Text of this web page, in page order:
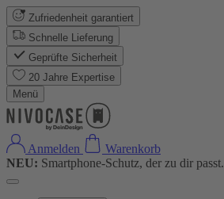
Zufriedenheit garantiert
Schnelle Lieferung
Geprüfte Sicherheit
20 Jahre Expertise
Menü
Anmelden
Warenkorb
NEU: Smartphone-Schutz, der zu dir passt.